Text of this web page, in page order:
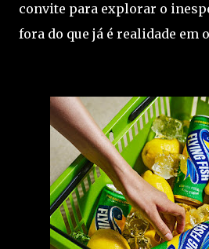
convite para explorar o
fora do que já é realidade em